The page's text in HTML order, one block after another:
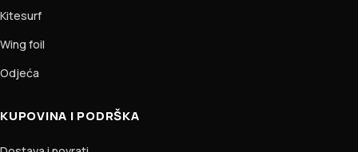
Kitesurf
Wing foil
Odjeća
KUPOVINA I PODRŠKA